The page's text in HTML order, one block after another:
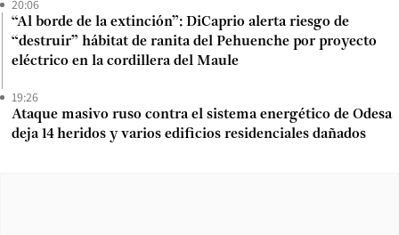
20:06
“Al borde de la extinción”: DiCaprio alerta riesgo de
“destruir” hábitat de ranita del Pehuenche por proyecto
eléctrico en la cordillera del Maule
19:26
Ataque masivo ruso contra el sistema energético de Odesa
deja 14 heridos y varios edificios residenciales dañados